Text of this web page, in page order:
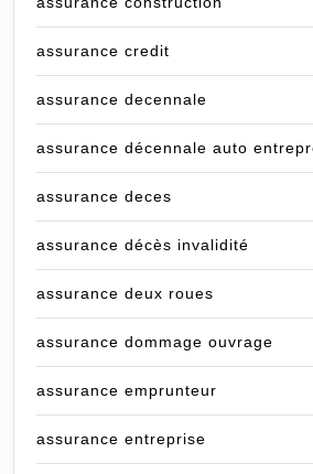
assurance credit
assurance decennale
assurance décennale auto
assurance deces
assurance décès invalidité
assurance deux roues
assurance dommage ouvrage
assurance emprunteur
assurance entreprise